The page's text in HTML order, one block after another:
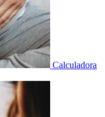
Calculadora